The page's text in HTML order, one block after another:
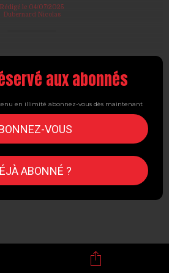
Rédigé le 04/07/2025
Dubernard Nicolas
aux abonnés
en illimité abonnez-vous dès maintenant
VOUS
ABONNÉ ?